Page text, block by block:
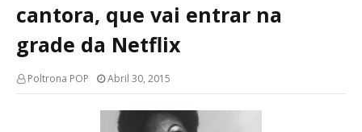
cantora, que vai entrar na
grade da Netflix
Poltrona POP Abril 30, 2015